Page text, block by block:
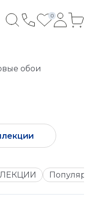
0
обои